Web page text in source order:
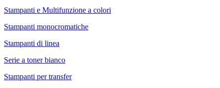
Stampanti e Multifunzione a colori
Stampanti monocromatiche
Stampanti di linea
Serie a toner bianco
Stampanti per transfer